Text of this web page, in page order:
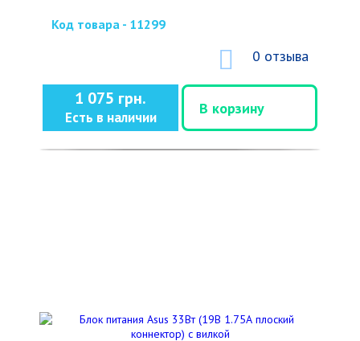
Код товара - 11299
0 отзыва
1 075 грн.
Есть в наличии
В корзину